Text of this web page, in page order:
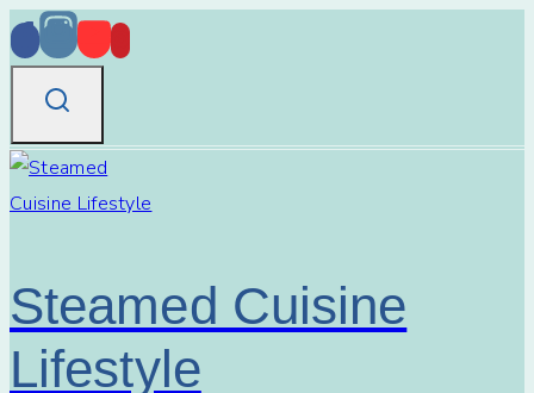
Aller
au
contenu
Steamed Cuisine
Lifestyle